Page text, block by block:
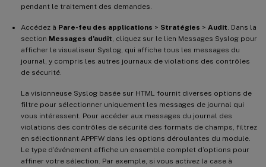
pendant le traitement des demandes.
Accédez à Pare-feu des applications > Stratégies > Audit . Dans la
section Messages d’audit , cliquez sur le lien Messages Syslog pour
afficher le visualiseur Syslog, qui affiche tous les messages du
journal, y compris les autres journaux de violations des contrôles
de sécurité.
La visionneuse Syslog basée sur HTML fournit diverses options de
filtre pour sélectionner uniquement les messages de journal qui
vous intéressent. Pour accéder aux messages du journal des
violations des contrôles de sécurité des formats de champs, filtrez
en sélectionnant APPFW dans les options déroulantes du module.
Le type d’événement affiche un ensemble complet d’options pour
affiner votre sélection. Par exemple, si vous activez la case à